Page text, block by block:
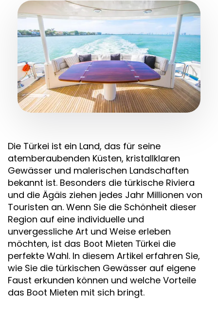
Die Türkei ist ein Land, das für seine
atemberaubenden Küsten, kristallklaren
Gewässer und malerischen Landschaften
bekannt ist. Besonders die türkische Riviera
und die Ägäis ziehen jedes Jahr Millionen von
Touristen an. Wenn Sie die Schönheit dieser
Region auf eine individuelle und
unvergessliche Art und Weise erleben
möchten, ist das Boot Mieten Türkei die
perfekte Wahl. In diesem Artikel erfahren Sie,
wie Sie die türkischen Gewässer auf eigene
Faust erkunden können und welche Vorteile
das Boot Mieten mit sich bringt.